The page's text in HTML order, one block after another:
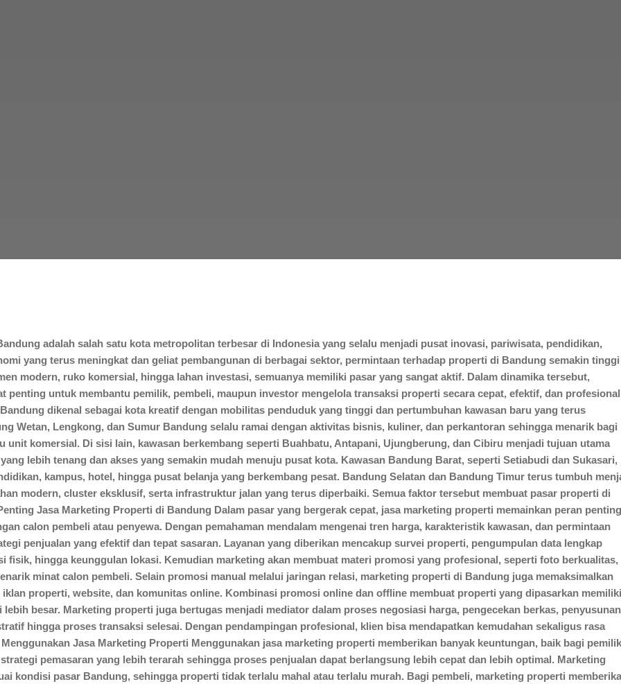
adalah salah satu kota metropolitan terbesar di Indonesia yang selalu menjadi pusat inovasi, pariwisata, pendidikan,
yang terus meningkat dan geliat pembangunan di berbagai sektor, permintaan terhadap properti di Bandung semakin tinggi
modern, ruko komersial, hingga lahan investasi, semuanya memiliki pasar yang sangat aktif. Dalam dinamika tersebut,
penting untuk membantu pemilik, pembeli, maupun investor mengelola transaksi properti secara cepat, efektif, dan
dikenal sebagai kota kreatif dengan mobilitas penduduk yang tinggi dan pertumbuhan kawasan baru yang terus
Wetan, Lengkong, dan Sumur Bandung selalu ramai dengan aktivitas bisnis, kuliner, dan perkantoran sehingga menarik bagi
unit komersial. Di sisi lain, kawasan berkembang seperti Buahbatu, Antapani, Ujungberung, dan Cibiru menjadi tujuan utama
lebih tenang dan akses yang semakin mudah menuju pusat kota. Kawasan Bandung Barat, seperti Setiabudi dan Sukasari,
kampus, hotel, hingga pusat belanja yang berkembang pesat. Bandung Selatan dan Bandung Timur terus tumbuh
modern, cluster eksklusif, serta infrastruktur jalan yang terus diperbaiki. Semua faktor tersebut membuat pasar properti di
Jasa Marketing Properti di Bandung Dalam pasar yang bergerak cepat, jasa marketing properti memainkan peran penting
calon pembeli atau penyewa. Dengan pemahaman mendalam mengenai tren harga, karakteristik kawasan, dan permintaan
penjualan yang efektif dan tepat sasaran. Layanan yang diberikan mencakup survei properti, pengumpulan data lengkap
fisik, hingga keunggulan lokasi. Kemudian marketing akan membuat materi promosi yang profesional, seperti foto berkualitas,
minat calon pembeli. Selain promosi manual melalui jaringan relasi, marketing properti di Bandung juga memaksimalkan
properti, website, dan komunitas online. Kombinasi promosi online dan offline membuat properti yang dipasarkan memiliki
besar. Marketing properti juga bertugas menjadi mediator dalam proses negosiasi harga, pengecekan berkas, penyusunan
hingga proses transaksi selesai. Dengan pendampingan profesional, klien bisa mendapatkan kemudahan sekaligus rasa
Jasa Marketing Properti Menggunakan jasa marketing properti memberikan banyak keuntungan, baik bagi pemilik
pemasaran yang lebih terarah sehingga proses penjualan dapat berlangsung lebih cepat dan lebih optimal. Marketing
kondisi pasar Bandung, sehingga properti tidak terlalu mahal atau terlalu murah. Bagi pembeli, marketing properti